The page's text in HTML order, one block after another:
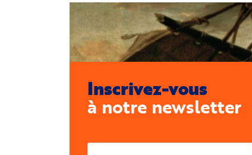
Inscrivez-vous
à notre newsletter